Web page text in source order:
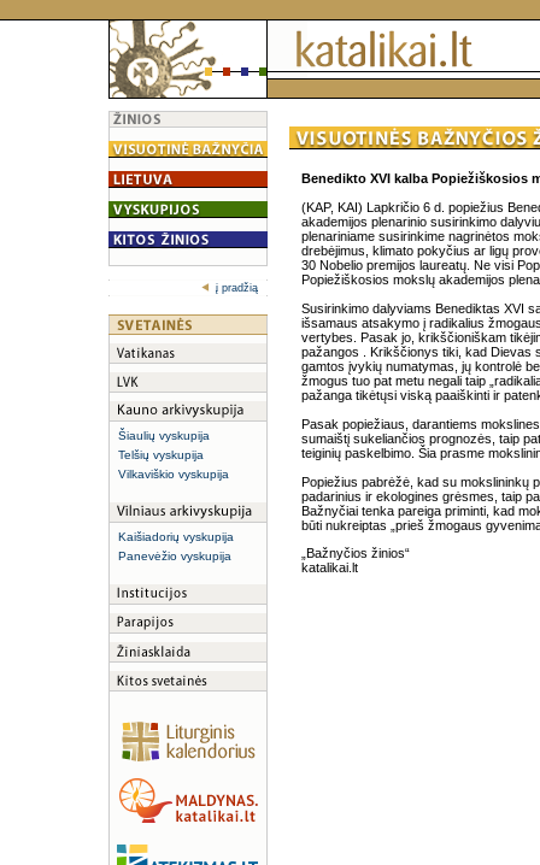
į pradžią
Šiaulių vyskupija
Telšių vyskupija
Vilkaviškio vyskupija
Kaišiadorių vyskupija
Panevėžio vyskupija
Benedikto XVI kalba Popiežiškosios
(KAP, KAI) Lapkričio 6 d. popiežius
akademijos plenarinio susirinkimo
plenariniame susirinkime nagrinėtos
drebėjimus, klimato pokyčius ar ligų
30 Nobelio premijos laureatų. Ne visi
Popiežiškosios mokslų akademijos
Susirinkimo dalyviams Benediktas XVI
išsamaus atsakymo į radikalius
vertybes. Pasak jo, krikščioniškam
pažangos . Krikščionys tiki, kad Dievas
gamtos įvykių numatymas, jų kontrolė
žmogus tuo pat metu negali taip
pažanga tikėtųsi viską paaiškinti ir
Pasak popiežiaus, darantiems
sumaištį sukeliančios prognozės, taip
teiginių paskelbimo. Šia prasme
Popiežius pabrėžė, kad su mokslininkų
padarinius ir ekologines grėsmes, taip
Bažnyčiai tenka pareiga priminti, kad
būti nukreiptas „prieš žmogaus
„Bažnyčios žinios“
katalikai.lt